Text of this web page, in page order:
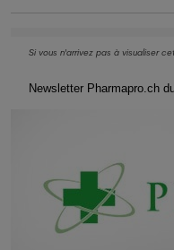
Si vous n'arrivez pas à visualiser
Newsletter Pharmapro.ch